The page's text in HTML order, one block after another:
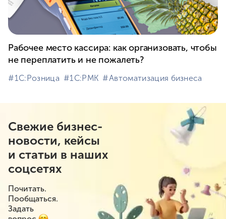
Рабочее место кассира: как организовать, чтобы
не переплатить и не пожалеть?
#⁣1С:Розница #⁣1С:РМК #⁣Автоматизация бизнеса
Свежие бизнес-
новости, кейсы
и статьи в наших
соцсетях
Почитать.
Пообщаться.
Задать